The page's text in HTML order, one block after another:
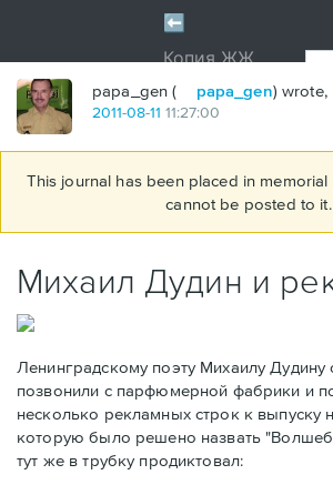
papa_gen ( papa_gen) wrote,
2011-08-11 11:27:00
This journal has been placed in memorial
cannot be posted to it.
Михаил Дудин и
Ленинградскому поэту Михаилу
позвонили с парфюмерной фабрики и
несколько рекламных строк к выпуску
которую было решено назвать
тут же в трубку продиктовал: